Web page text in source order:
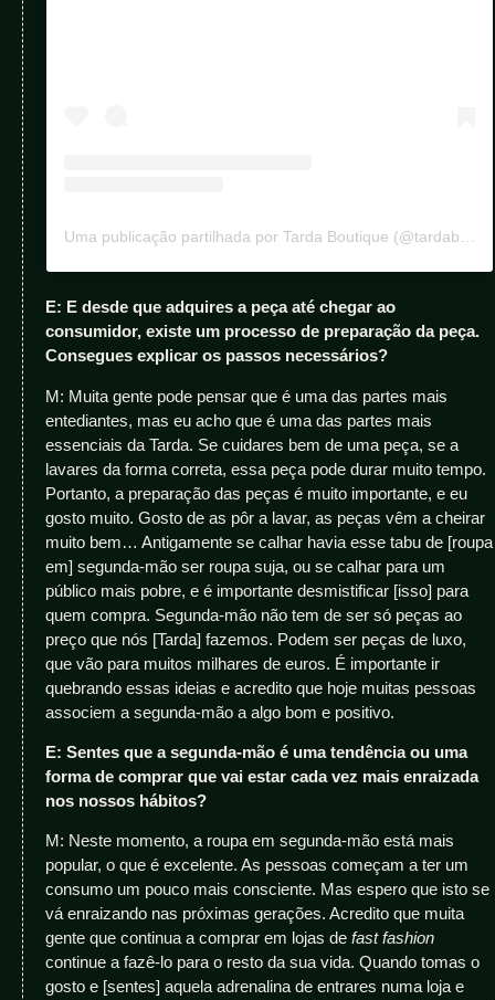
E: E desde que adquires a peça até chegar ao
consumidor, existe um processo de preparação da peça.
Consegues explicar os passos necessários?
M: Muita gente pode pensar que é uma das partes mais
entediantes, mas eu acho que é uma das partes mais
essenciais da Tarda. Se cuidares bem de uma peça, se a
lavares da forma correta, essa peça pode durar muito tempo.
Portanto, a preparação das peças é muito importante, e eu
gosto muito. Gosto de as pôr a lavar, as peças vêm a cheirar
muito bem… Antigamente se calhar havia esse tabu de [roupa
em] segunda-mão ser roupa suja, ou se calhar para um
público mais pobre, e é importante desmistificar [isso] para
quem compra. Segunda-mão não tem de ser só peças ao
preço que nós [Tarda] fazemos. Podem ser peças de luxo,
que vão para muitos milhares de euros. É importante ir
quebrando essas ideias e acredito que hoje muitas pessoas
associem a segunda-mão a algo bom e positivo.
E: Sentes que a segunda-mão é uma tendência ou uma
forma de comprar que vai estar cada vez mais enraizada
nos nossos hábitos?
M: Neste momento, a roupa em segunda-mão está mais
popular, o que é excelente. As pessoas começam a ter um
consumo um pouco mais consciente. Mas espero que isto se
vá enraizando nas próximas gerações. Acredito que muita
gente que continua a comprar em lojas de fast fashion
continue a fazê-lo para o resto da sua vida. Quando tomas o
gosto e [sentes] aquela adrenalina de entrares numa loja e